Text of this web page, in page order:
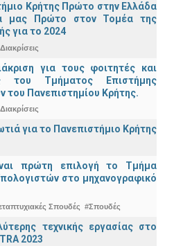
Κρήτης Πρώτο στην Ελλάδα
μας Πρώτο στον Τομέα της
για το 2024
για τους φοιτητές και
του Τμήματος Επιστήμης
του Πανεπιστημίου Κρήτης.
για το Πανεπιστήμιο Κρήτης
πρώτη επιλογή το Τμήμα
στο μηχανογραφικό
Σπουδές #Σπουδές
τεχνικής εργασίας στο
2023